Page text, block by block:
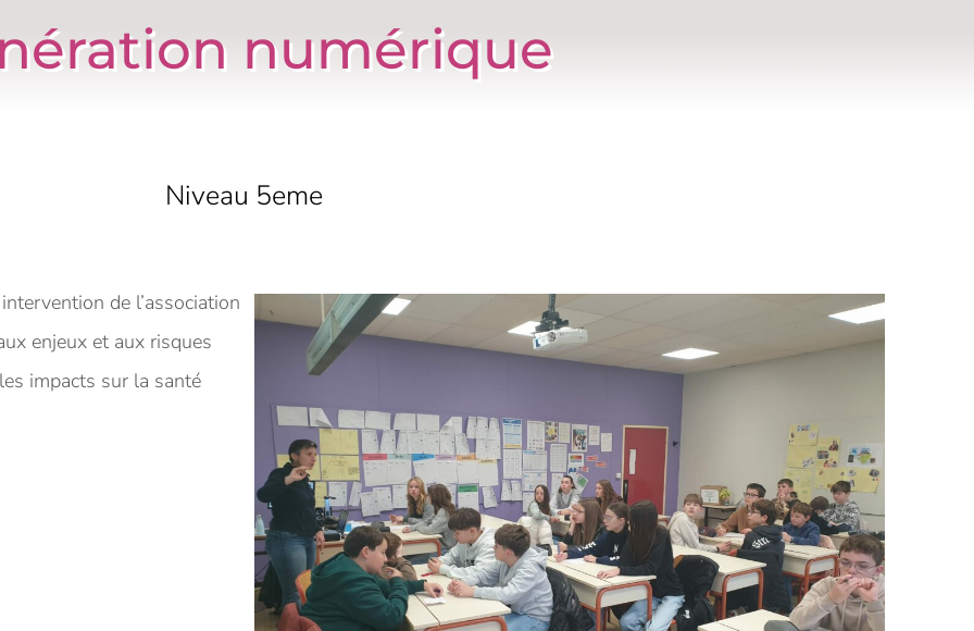
numérique
Niveau 5eme
de l’association
enjeux et aux risques
impacts sur la santé